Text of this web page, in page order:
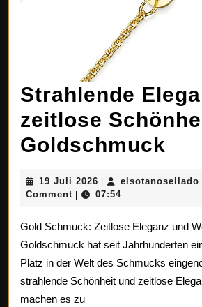
Strahlende
zeitlose
Goldschmuck
19 Juli 2026 19
Juli
| elsotanosellado
Comment | 07:54
Gold Schmuck: Zeitlose Eleganz und
Goldschmuck hat seit Jahrhunderten
Platz in der Welt des Schmucks
strahlende Schönheit und zeitlose
machen es zu